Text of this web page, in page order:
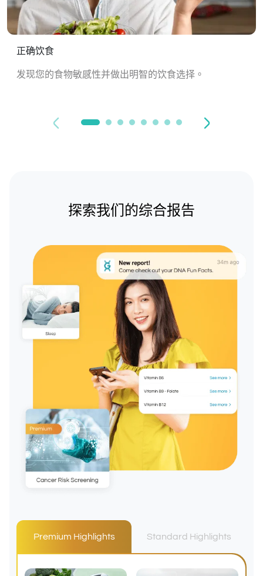
正确饮食
发现您的食物敏感性并做出明智的饮食选择。
探索我们的综合报告
Premium Highlights Standard Highlights